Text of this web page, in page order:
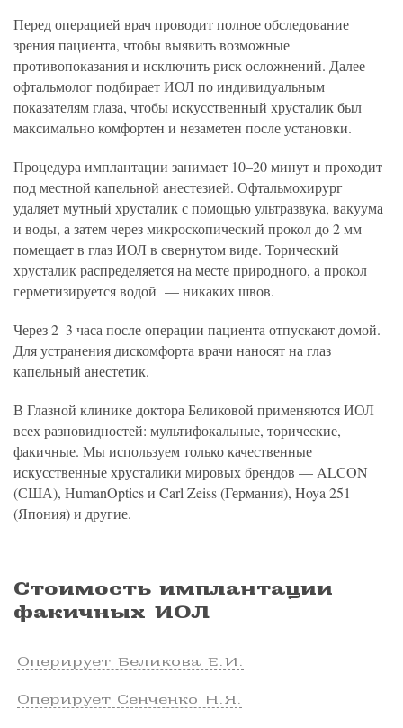
Перед операцией врач проводит полное обследование
зрения пациента, чтобы выявить возможные
противопоказания и исключить риск осложнений. Далее
офтальмолог подбирает ИОЛ по индивидуальным
показателям глаза, чтобы искусственный хрусталик был
максимально комфортен и незаметен после установки.
Процедура имплантации занимает 10–20 минут и проходит
под местной капельной анестезией. Офтальмохирург
удаляет мутный хрусталик с помощью ультразвука, вакуума
и воды, а затем через микроскопический прокол до 2 мм
помещает в глаз ИОЛ в свернутом виде. Торический
хрусталик распределяется на месте природного, а прокол
герметизируется водой — никаких швов.
Через 2–3 часа после операции пациента отпускают домой.
Для устранения дискомфорта врачи наносят на глаз
капельный анестетик.
В Глазной клинике доктора Беликовой применяются ИОЛ
всех разновидностей: мультифокальные, торические,
факичные. Мы используем только качественные
искусственные хрусталики мировых брендов — ALCON
(США), HumanOptics и Carl Zeiss (Германия), Hoya 251
(Япония) и другие.
Стоимость имплантации
факичных ИОЛ
Оперирует Беликова Е.И.
Оперирует Сенченко Н.Я.